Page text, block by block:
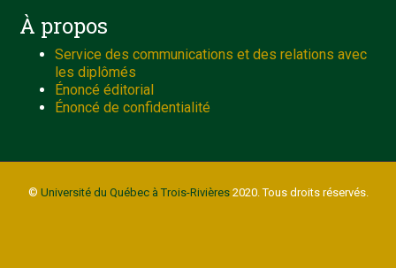
À propos
Service des communications et des relations avec
les diplômés
Énoncé éditorial
Énoncé de confidentialité
© Université du Québec à Trois-Rivières2020. Tous droits réservés.